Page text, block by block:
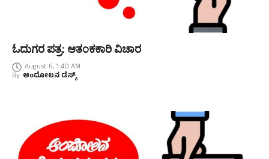
ಓದುಗರ ಪತ್ರ: ಆತಂಕಕಾರಿ ವಿಚಾರ
August 6, 1:40 AM
By ಆಂದೋಲನ ಡೆಸ್ಕ್